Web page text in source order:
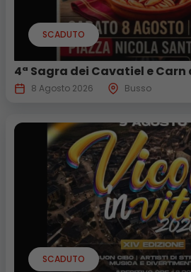
SCADUTO
4ª Sagra dei Cavatiel e Carn
8 Agosto 2026 Busso
SCADUTO